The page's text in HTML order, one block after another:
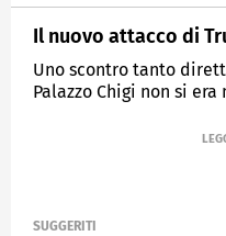
Il nuovo attacco di
Uno scontro tanto
Palazzo Chigi non si era
SUGGERITI